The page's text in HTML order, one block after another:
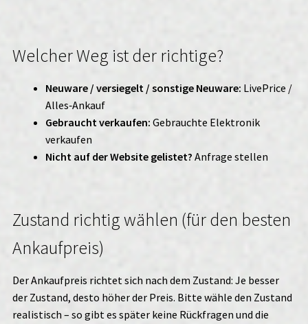
Welcher Weg ist der richtige?
Neuware / versiegelt / sonstige Neuware: LivePrice /
Alles‑Ankauf
Gebraucht verkaufen: Gebrauchte Elektronik
verkaufen
Nicht auf der Website gelistet? Anfrage stellen
Zustand richtig wählen (für den besten
Ankaufpreis)
Der Ankaufpreis richtet sich nach dem Zustand: Je besser
der Zustand, desto höher der Preis. Bitte wähle den Zustand
realistisch – so gibt es später keine Rückfragen und die